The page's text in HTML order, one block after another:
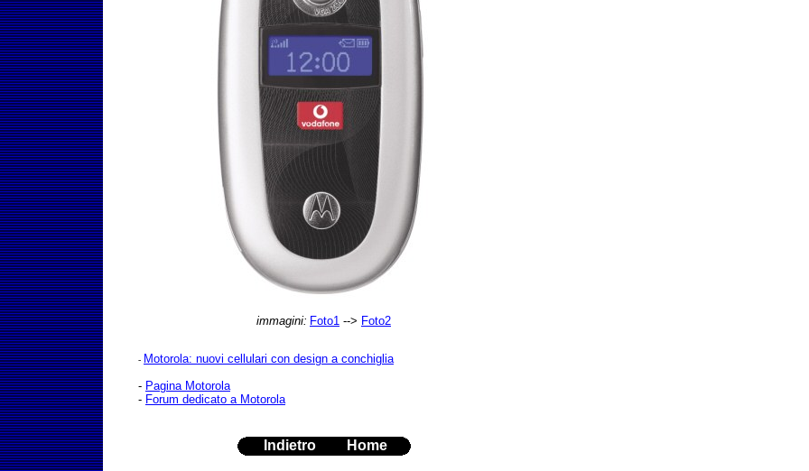
immagini: Foto1 --> Foto2
- Motorola: nuovi cellulari con design a conchiglia
- Pagina Motorola
- Forum dedicato a Motorola
Indietro Home